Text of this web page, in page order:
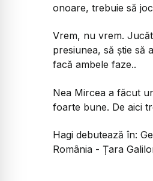
onoare, trebuie să
Vrem, nu vrem.
presiunea, să știe să
facă ambele faze..
Nea Mircea a făcut
foarte bune. De aici
Hagi debutează în:
România - Țara